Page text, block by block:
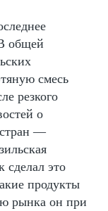
общей
смесь
резкого
о
стран —
сделал это
продукты
рынка он при